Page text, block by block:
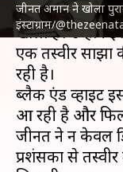
जीनत अमान ने खोला
इंस्टाग्राम/
जीनत अमानने एक
खोला है। उन्होंने
एक तस्वीर साझा
रही है।
ब्लैक एंड व्हाइट
आ रही है और
जीनत ने न केवल
प्रशंसकों से